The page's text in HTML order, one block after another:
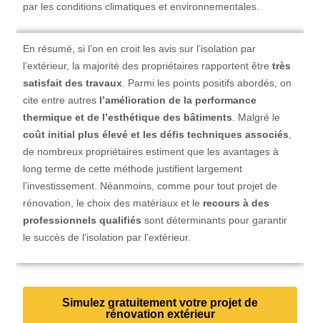
par les conditions climatiques et environnementales.
En résumé, si l’on en croit les avis sur l’isolation par
l’extérieur, la majorité des propriétaires rapportent êtretrès
satisfait des travaux . Parmi les points positifs abordés, on
cite entre autres l’amélioration de la performance
thermique et de l’esthétique des bâtiments . Malgré le
coût initial plus élevé et les défis techniques associés
de nombreux propriétaires estiment que les avantages à
long terme de cette méthode justifient largement
l’investissement. Néanmoins, comme pour tout projet de
rénovation, le choix des matériaux et le recours à des
professionnels qualifiés sont déterminants pour garantir
le succès de l’isolation par l’extérieur.
Simulez gratuitement votre projet de
rénovation extérieur